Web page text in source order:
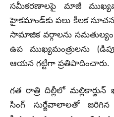
సమీకరణాలపై మాజీ
హైకమాండ్‌కు పలు కీలక
సామాజిక వర్గాలను సమతుల్యం
ఉప ముఖ్యమంత్రులను
ఆయన గట్టిగా ప్రతిపాదించారు.
గత రాత్రి దిల్లీలో
సింగ్ సుర్జేవాలాలతో జరిగిన